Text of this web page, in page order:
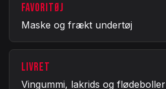
FAVORITØJ
Maske og frækt undertøj
LIVRET
Vingummi, lakrids og flødeboller